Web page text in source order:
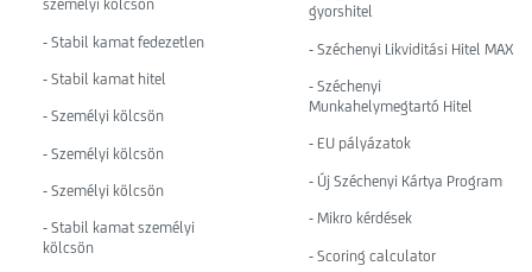
személyi kölcsön
- Stabil kamat fedezetlen
- Stabil kamat hitel
- Személyi kölcsön
- Személyi kölcsön
- Személyi kölcsön
- Stabil kamat személyi
kölcsön
gyorshitel
- Széchenyi Likviditási Hitel MAX
- Széchenyi
Munkahelymegtartó Hitel
- EU pályázatok
- Új Széchenyi Kártya Program
- Mikro kérdések
- Scoring calculator